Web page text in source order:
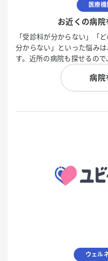
医療
お近くの病
「受診科が分からない」「
分からない」といった悩み
す。近所の病院も探せるので
病院
ウェル